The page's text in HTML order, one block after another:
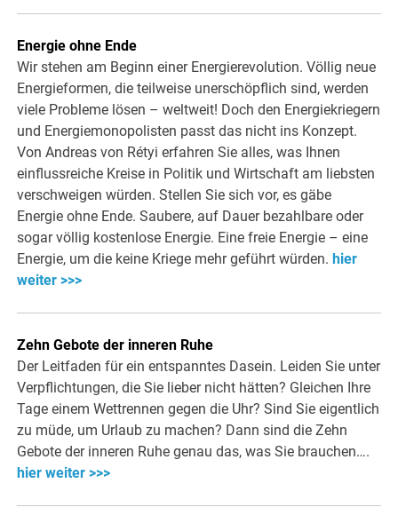
Energie ohne Ende
Wir stehen am Beginn einer Energierevolution. Völlig neue
Energieformen, die teilweise unerschöpflich sind, werden
viele Probleme lösen – weltweit! Doch den Energiekriegern
und Energiemonopolisten passt das nicht ins Konzept.
Von Andreas von Rétyi erfahren Sie alles, was Ihnen
einflussreiche Kreise in Politik und Wirtschaft am liebsten
verschweigen würden. Stellen Sie sich vor, es gäbe
Energie ohne Ende. Saubere, auf Dauer bezahlbare oder
sogar völlig kostenlose Energie. Eine freie Energie – eine
Energie, um die keine Kriege mehr geführt würden. hier
weiter >>>
Zehn Gebote der inneren Ruhe
Der Leitfaden für ein entspanntes Dasein. Leiden Sie unter
Verpflichtungen, die Sie lieber nicht hätten? Gleichen Ihre
Tage einem Wettrennen gegen die Uhr? Sind Sie eigentlich
zu müde, um Urlaub zu machen? Dann sind die Zehn
Gebote der inneren Ruhe genau das, was Sie brauchen….
hier weiter >>>